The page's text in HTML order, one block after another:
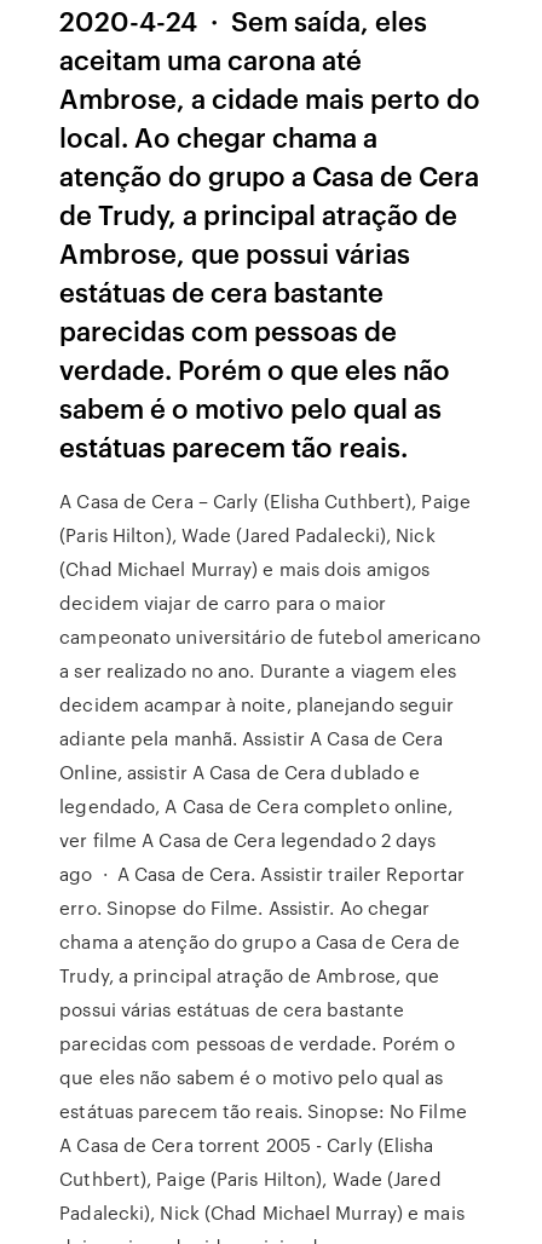
2020-4-24 · Sem saída, eles
aceitam uma carona até
Ambrose, a cidade mais perto do
local. Ao chegar chama a
atenção do grupo a Casa de Cera
de Trudy, a principal atração de
Ambrose, que possui várias
estátuas de cera bastante
parecidas com pessoas de
verdade. Porém o que eles não
sabem é o motivo pelo qual as
estátuas parecem tão reais.
A Casa de Cera – Carly (Elisha Cuthbert), Paige
(Paris Hilton), Wade (Jared Padalecki), Nick
(Chad Michael Murray) e mais dois amigos
decidem viajar de carro para o maior
campeonato universitário de futebol americano
a ser realizado no ano. Durante a viagem eles
decidem acampar à noite, planejando seguir
adiante pela manhã. Assistir A Casa de Cera
Online, assistir A Casa de Cera dublado e
legendado, A Casa de Cera completo online,
ver filme A Casa de Cera legendado 2 days
ago · A Casa de Cera. Assistir trailer Reportar
erro. Sinopse do Filme. Assistir. Ao chegar
chama a atenção do grupo a Casa de Cera de
Trudy, a principal atração de Ambrose, que
possui várias estátuas de cera bastante
parecidas com pessoas de verdade. Porém o
que eles não sabem é o motivo pelo qual as
estátuas parecem tão reais. Sinopse: No Filme
A Casa de Cera torrent 2005 - Carly (Elisha
Cuthbert), Paige (Paris Hilton), Wade (Jared
Padalecki), Nick (Chad Michael Murray) e mais